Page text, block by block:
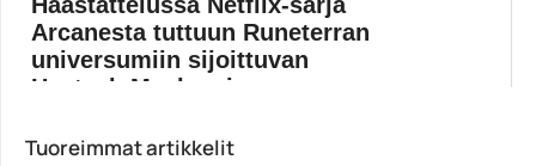
Arcanesta tuttuun Runeterran
universumiin sijoittuvan
Hextech Mayhemin ...
arcane
Tuoreimmat artikkelit